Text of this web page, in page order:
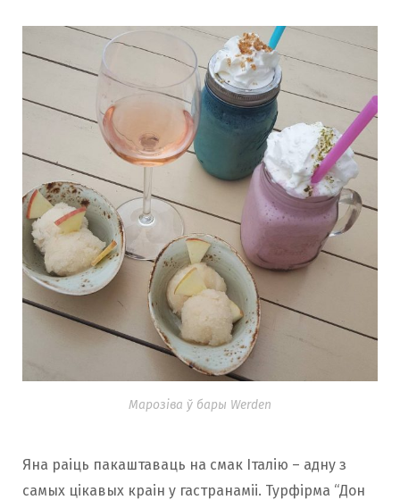
Марозіва ў бары Werden
Яна раіць пакаштаваць на смак Італію – адну з
самых цікавых краін у гастранаміі. Турфірма “Дон